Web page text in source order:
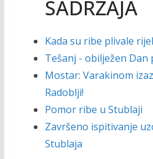
SADRŽAJA
Kada su ribe plivale
Tešanj - obilježen Dan
Mostar: Varakinom
Radoblji!
Pomor ribe u Stublaji
Završeno ispitivanje
Stublaja